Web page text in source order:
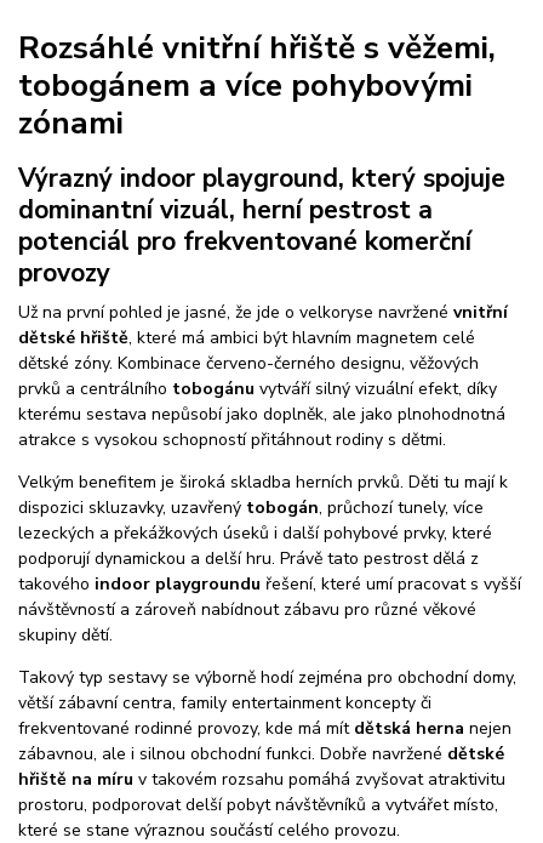
Rozsáhlé vnitřní hřiště s věžemi,
tobogánem a více pohybovými
zónami
Výrazný indoor playground, který spojuje
dominantní vizuál, herní pestrost a
potenciál pro frekventované komerční
provozy
Už na první pohled je jasné, že jde o velkoryse navržené vnitřní
dětské hřiště, které má ambici být hlavním magnetem celé
dětské zóny. Kombinace červeno-černého designu, věžových
prvků a centrálního tobogánu vytváří silný vizuální efekt, díky
kterému sestava nepůsobí jako doplněk, ale jako plnohodnotná
atrakce s vysokou schopností přitáhnout rodiny s dětmi.
Velkým benefitem je široká skladba herních prvků. Děti tu mají k
dispozici skluzavky, uzavřený tobogán, průchozí tunely, více
lezeckých a překážkových úseků i další pohybové prvky, které
podporují dynamickou a delší hru. Právě tato pestrost dělá z
takového indoor playgroundu řešení, které umí pracovat s vyšší
návštěvností a zároveň nabídnout zábavu pro různé věkové
skupiny dětí.
Takový typ sestavy se výborně hodí zejména pro obchodní domy,
větší zábavní centra, family entertainment koncepty či
frekventované rodinné provozy, kde má mít dětská herna nejen
zábavnou, ale i silnou obchodní funkci. Dobře navržené dětské
hřiště na míru v takovém rozsahu pomáhá zvyšovat atraktivitu
prostoru, podporovat delší pobyt návštěvníků a vytvářet místo,
které se stane výraznou součástí celého provozu.